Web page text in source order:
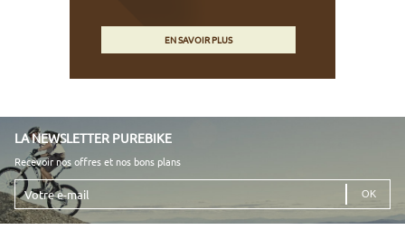
EN SAVOIR PLUS
LA NEWSLETTER PUREBIKE
Recevoir nos offres et nos bons plans
Votre
e-
mail